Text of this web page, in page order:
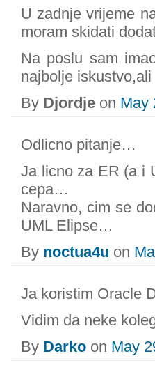
U zadnje vrijeme
moram skidati
Na poslu sam
najbolje
By Djordje on May
Odlicno pitanje…
Ja licno za ER (a i
cepa…
Naravno, cim se
UML Elipse…
By noctua4u on
Ja koristim Oracle
Vidim da neke
By Darko on May